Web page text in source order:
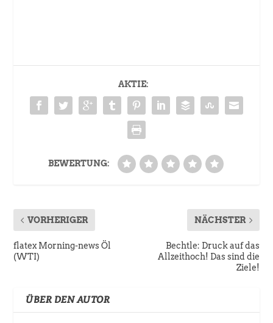
AKTIE:
BEWERTUNG:
VORHERIGER
flatex Morning-news Öl
(WTI)
NÄCHSTER
Bechtle: Druck auf das
Allzeithoch! Das sind die
Ziele!
ÜBER DEN AUTOR